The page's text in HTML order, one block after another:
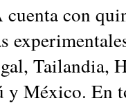
con
Tailandia,
México. En